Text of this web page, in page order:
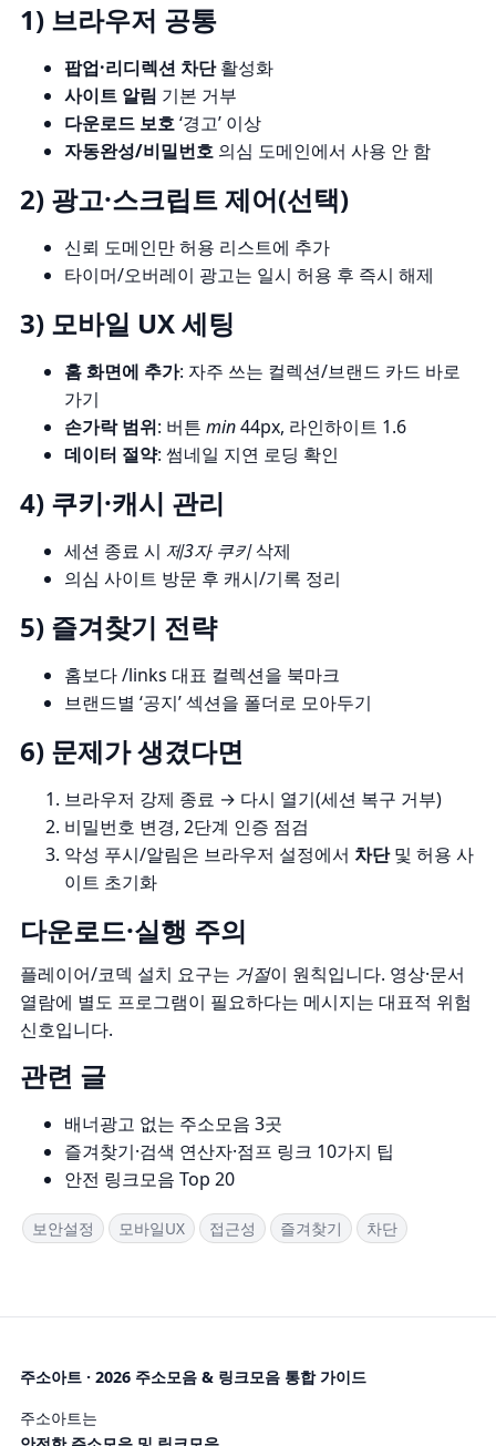
1) 브라우저 공통
팝업·리디렉션 차단활성화
사이트 알림 기본 거부
다운로드 보호‘경고’ 이상
자동완성/비밀번호 의심 도메인에서 사용 안 함
2) 광고·스크립트 제어(선택)
신뢰 도메인만 허용 리스트에 추가
타이머/오버레이 광고는 일시 허용 후 즉시 해제
3) 모바일 UX 세팅
홈 화면에 추가: 자주 쓰는 컬렉션/브랜드 카드 바로
가기
손가락 범위: 버튼 min44px, 라인하이트 1.6
데이터 절약: 썸네일 지연 로딩 확인
4) 쿠키·캐시 관리
세션 종료 시 제3자 쿠키삭제
의심 사이트 방문 후 캐시/기록 정리
5) 즐겨찾기 전략
홈보다/links 대표 컬렉션을 북마크
브랜드별 ‘공지’ 섹션을 폴더로 모아두기
6) 문제가 생겼다면
브라우저 강제 종료 → 다시 열기(세션 복구 거부)
비밀번호 변경, 2단계 인증 점검
악성 푸시/알림은 브라우저 설정에서 차단및 허용 사
이트 초기화
다운로드·실행 주의
플레이어/코덱 설치 요구는 거절이 원칙입니다. 영상·문서
열람에 별도 프로그램이 필요하다는 메시지는 대표적 위험
신호입니다.
관련 글
배너광고 없는 주소모음 3곳
즐겨찾기·검색 연산자·점프 링크 10가지 팁
안전 링크모음 Top 20
보안설정 모바일UX 접근성 즐겨찾기 차단
주소아트 · 2026 주소모음 & 링크모음 통합 가이드
주소아트는